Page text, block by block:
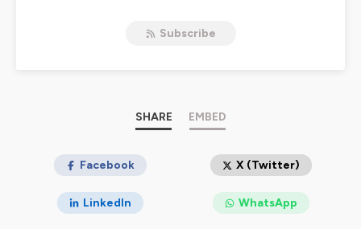
Subscribe
SHARE EMBED
Facebook X (Twitter)
LinkedIn WhatsApp